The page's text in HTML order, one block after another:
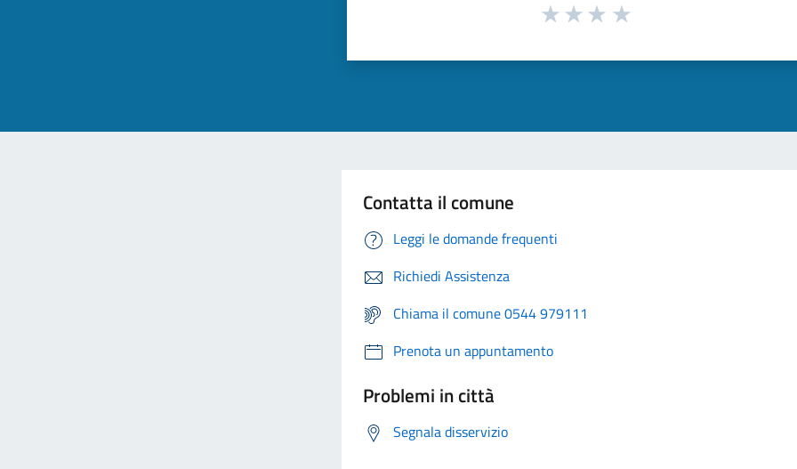
Contatta il comune
Leggi le domande frequenti
Richiedi Assistenza
Chiama il comune 0544 979111
Prenota un appuntamento
Problemi in città
Segnala disservizio